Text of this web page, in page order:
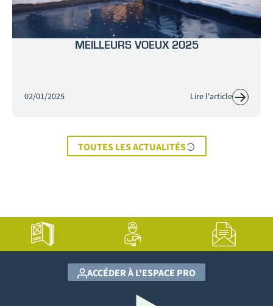
MEILLEURS VOEUX 2025
02/01/2025 Lire l'article
TOUTES LES ACTUALITÉS
ACCÉDER À L'ESPACE PRO